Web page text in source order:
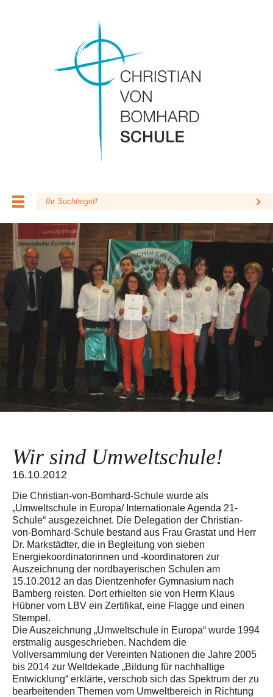
Wir sind Umweltschule!
16.10.2012
Die Christian-von-Bomhard-Schule wurde als
„Umweltschule in Europa/ Internationale Agenda 21-
Schule“ ausgezeichnet. Die Delegation der Christian-
von-Bomhard-Schule bestand aus Frau Grastat und Herr
Dr. Markstädter, die in Begleitung von sieben
Energiekoordinatorinnen und -koordinatoren zur
Auszeichnung der nordbayerischen Schulen am
15.10.2012 an das Dientzenhofer Gymnasium nach
Bamberg reisten. Dort erhielten sie von Herrn Klaus
Hübner vom LBV ein Zertifikat, eine Flagge und einen
Stempel.
Die Auszeichnung „Umweltschule in Europa“ wurde 1994
erstmalig ausgeschrieben. Nachdem die
Vollversammlung der Vereinten Nationen die Jahre 2005
bis 2014 zur Weltdekade „Bildung für nachhaltige
Entwicklung“ erklärte, verschob sich das Spektrum der zu
bearbeitenden Themen vom Umweltbereich in Richtung